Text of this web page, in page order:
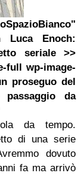
Luca Enoch:
seriale >>
full wp-image-
proseguo del
da
da tempo.
di una serie
dovuto
fa ma arrivò